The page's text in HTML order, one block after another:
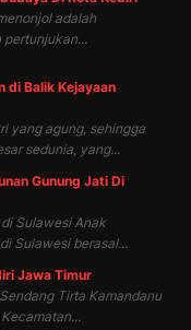
adalah
pertunjukan...
di Balik Kejayaan
yang agung, sehingga
sedunia, yang...
Gunung Jati Di
Sulawesi Anak
Sulawesi berasal...
Jawa Timur
Tirta Kamandanu